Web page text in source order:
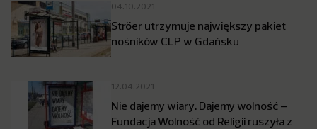
04.10.2021
Ströer utrzymuje największy pakiet
nośników CLP w Gdańsku
12.04.2021
Nie dajemy wiary. Dajemy wolność –
Fundacja Wolność od Religii ruszyła z